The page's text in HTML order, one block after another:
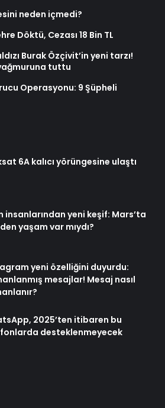
neden içmedi?
Döktü, Cezası 18 Bin TL
Burak Özçivit’in yeni tarzı!
tuttu
Operasyonu: 9 Şüpheli
6A kalıcı yörüngesine ulaştı
insanlarından yeni keşif: Mars’ta
yaşam var mıydı?
yeni özelliğini duyurdu:
mesajlar! Mesaj nasıl
2025’ten itibaren bu
desteklenmeyecek